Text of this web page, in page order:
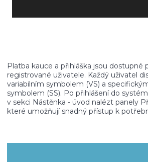
Platba kauce a přihláška jsou dostupné
registrované uživatele. Každý uživatel
variabilním symbolem (VS) a
symbolem (SS). Po přihlášení do
v sekci Nástěnka - úvod nalézt panely
které umožňují snadný přístup k